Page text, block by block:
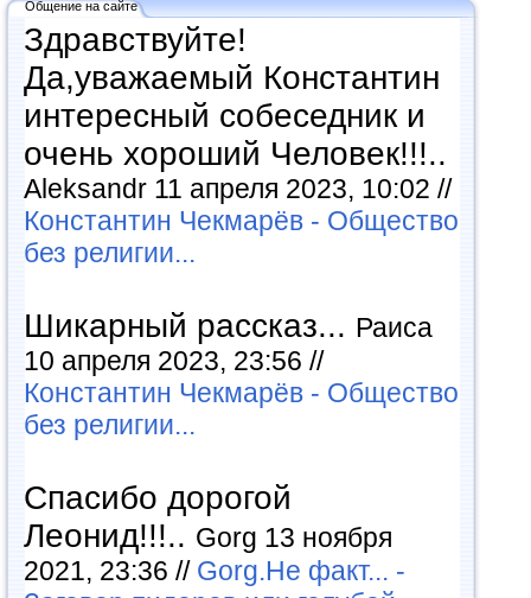
Общение на сайте
Здравствуйте!
Да,уважаемый Константин
интересный собеседник и
очень хороший Человек!!!..
Aleksandr 11 апреля 2023, 10:02 //
Константин Чекмарёв - Общество
без религии...
Шикарный рассказ... Раиса
10 апреля 2023, 23:56 //
Константин Чекмарёв - Общество
без религии...
Спасибо дорогой
Леонид!!!.. Gorg 13 ноября
2021, 23:36 // Gorg.Не факт... -